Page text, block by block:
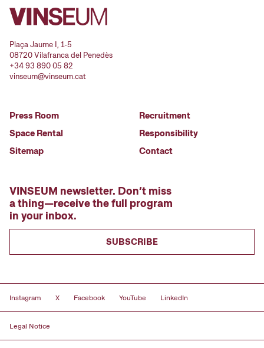
Plaça Jaume I, 1-5
08720 Vilafranca del Penedès
+34 93 890 05 82
vinseum@vinseum.cat
Press Room
Space Rental
Sitemap
Recruitment
Responsibility
Contact
VINSEUM newsletter. Don’t miss
a thing—receive the full program
in your inbox.
SUBSCRIBE
Instagram X Facebook YouTube LinkedIn
Legal Notice